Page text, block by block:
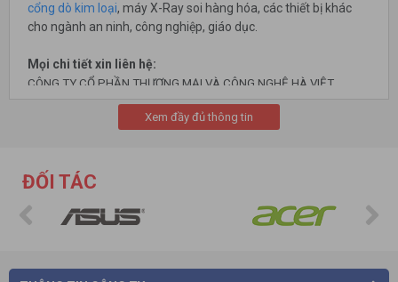
cổng dò kim loại, máy X-Ray soi hàng hóa, các thiết bị khác
cho ngành an ninh, công nghiệp, giáo dục.
Mọi chi tiết xin liên hệ:
CÔNG TY CỔ PHẦN THƯƠNG MẠI VÀ CÔNG NGHỆ HÀ VIỆT
Trụ sở: Số 11, ngách 4, ngõ 362 ,Giải Phóng, P. Thịnh Liệt, Q.
Hoàng Mai , TP Hà Nội.
Điện thoại: 024.36 878 666 Fax:024.322 168 55 Hotline: 0975
Cơ sở HCM: số 61/7 Bình Giã, phường 13, quận Tân Bình, Thành
86 85 99
Xem đầy đủ thông tin
ĐỐI TÁC